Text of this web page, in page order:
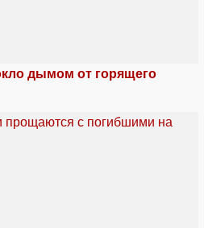
дымом от горящего